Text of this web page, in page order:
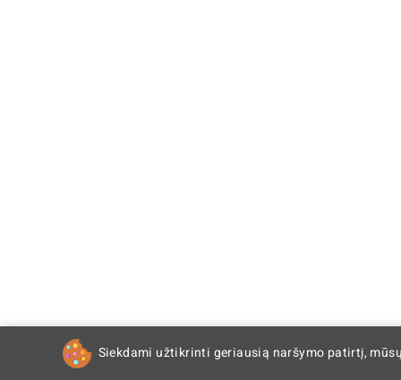
Siekdami užtikrinti geriausią naršymo patirtį,